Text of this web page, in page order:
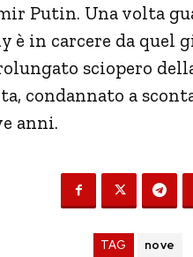
Putin. Una volta
è in carcere da quel
sciopero
condannato a
anni.
TAG nove